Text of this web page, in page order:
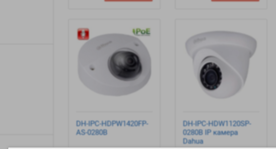
DH-IPC-HDPW1420FP-
AS-0280B
DH-IPC-HDW1120SP-
0280B IP камера
Dahua